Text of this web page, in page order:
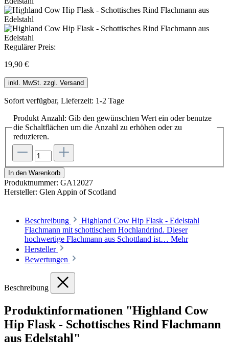
Regulärer Preis:
19,90 €
inkl. MwSt. zzgl. Versand
Sofort verfügbar, Lieferzeit: 1-2 Tage
Produkt Anzahl: Gib den gewünschten Wert ein oder benutze
die Schaltflächen um die Anzahl zu erhöhen oder zu
reduzieren.
In den Warenkorb
Produktnummer: GA12027
Hersteller: Glen Appin of Scotland
Beschreibung
Highland Cow Hip Flask - Edelstahl
Flachmann mit schottischem Hochlandrind. Dieser
hochwertige Flachmann aus Schottland ist… Mehr
Hersteller
Bewertungen
Beschreibung
Produktinformationen "Highland Cow
Hip Flask - Schottisches Rind Flachmann
aus Edelstahl"